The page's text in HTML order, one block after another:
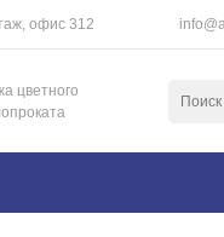
офис 312
цветного